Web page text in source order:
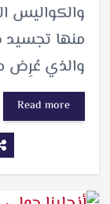
والكواليس
منها تجسيد
والذي عُرِض
Read more